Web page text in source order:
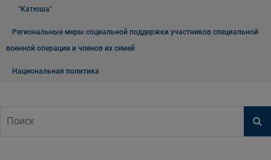
"Катюша"
Региональные меры социальной поддержки участников специальной
военной операции и членов их семей
Национальная политика